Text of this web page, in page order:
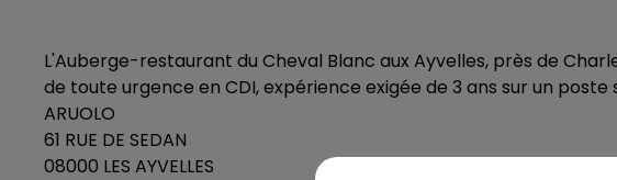
L'Auberge-restaurant du Cheval Blanc aux Ayvelles, près de
de toute urgence en CDI, expérience exigée de 3 ans sur un poste
ARUOLO
61 RUE DE SEDAN
08000 LES AYVELLES